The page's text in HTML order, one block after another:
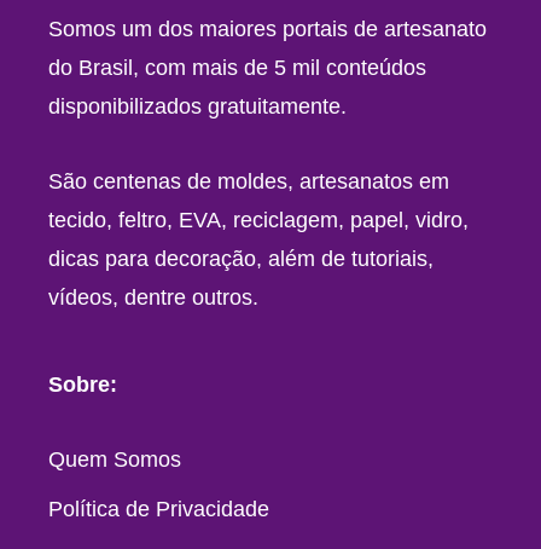
Somos um dos maiores portais de artesanato
do Brasil, com mais de 5 mil conteúdos
disponibilizados gratuitamente.
São centenas de moldes, artesanatos em
tecido, feltro, EVA, reciclagem, papel, vidro,
dicas para decoração, além de tutoriais,
vídeos, dentre outros.
Sobre:
Quem Somos
Política de Privacidade